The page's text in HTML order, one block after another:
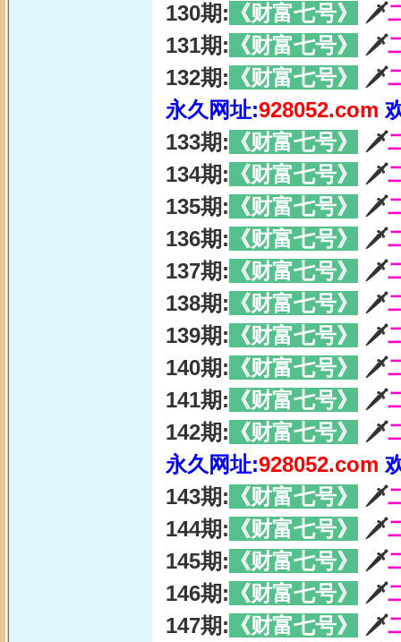
130期: 《财富七号》 🗡
131期: 《财富七号》 🗡
132期: 《财富七号》 🗡
永久网址:928052.com
133期: 《财富七号》 🗡
134期: 《财富七号》 🗡
135期: 《财富七号》 🗡
136期: 《财富七号》 🗡
137期: 《财富七号》 🗡
138期: 《财富七号》 🗡
139期: 《财富七号》 🗡
140期: 《财富七号》 🗡
141期: 《财富七号》 🗡
142期: 《财富七号》 🗡
永久网址:928052.com
143期: 《财富七号》 🗡
144期: 《财富七号》 🗡
145期: 《财富七号》 🗡
146期: 《财富七号》 🗡
147期: 《财富七号》 🗡